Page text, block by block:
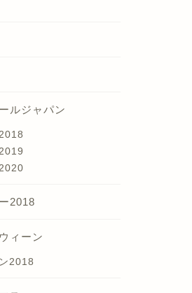
ルジャパン
2018
ィーン
2018